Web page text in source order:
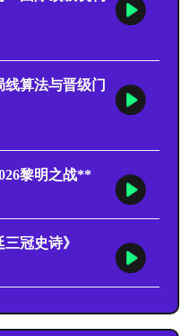
算法与晋级门
黎明之战**
冠史诗》